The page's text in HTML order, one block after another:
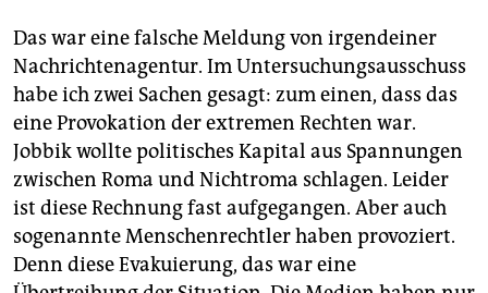
Das war eine falsche Meldung von irgendeiner
Nachrichtenagentur. Im Untersuchungsausschuss
habe ich zwei Sachen gesagt: zum einen, dass das
eine Provokation der extremen Rechten war.
Jobbik wollte politisches Kapital aus Spannungen
zwischen Roma und Nichtroma schlagen. Leider
ist diese Rechnung fast aufgegangen. Aber auch
sogenannte Menschenrechtler haben provoziert.
Denn diese Evakuierung, das war eine